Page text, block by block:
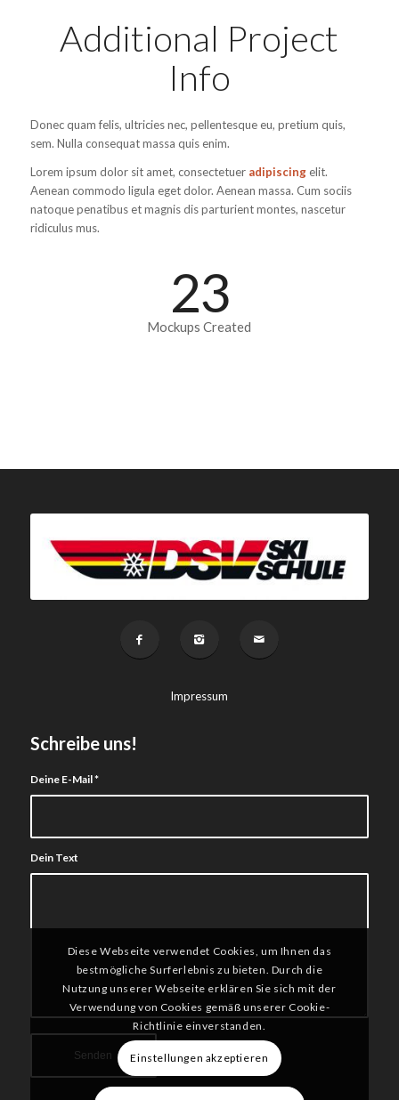
Additional Project
Info
Donec quam felis, ultricies nec, pellentesque eu, pretium quis,
sem. Nulla consequat massa quis enim.
Lorem ipsum dolor sit amet, consectetuer adipiscingelit.
Aenean commodo ligula eget dolor. Aenean massa. Cum sociis
natoque penatibus et magnis dis parturient montes, nascetur
ridiculus mus.
23
Mockups Created
Impressum
Schreibe uns!
Deine E-Mail*
Dein Text
Diese Webseite verwendet Cookies, um Ihnen das
bestmögliche Surferlebnis zu bieten. Durch die
Nutzung unserer Webseite erklären Sie sich mit der
Verwendung von Cookies gemäß unserer Cookie-
Richtlinie einverstanden.
Einstellungen akzeptieren